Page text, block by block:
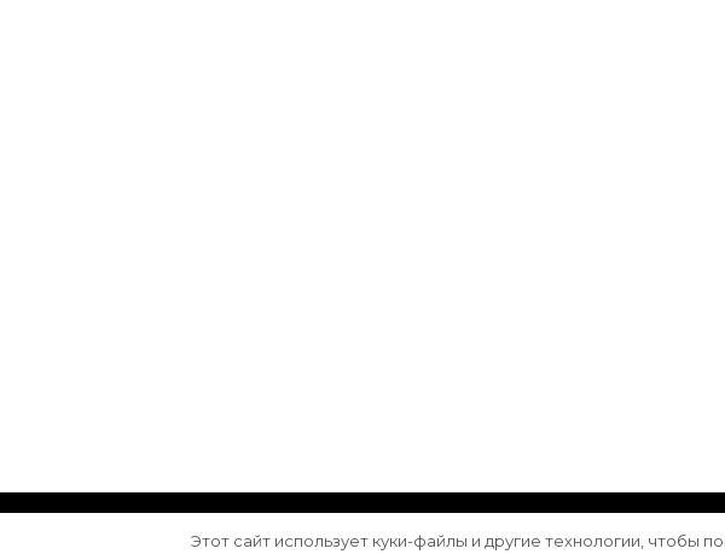
© Авторское право 2026 . Все права защищены. Vilva |
Этот сайт использует куки-файлы и другие технологии, чтобы